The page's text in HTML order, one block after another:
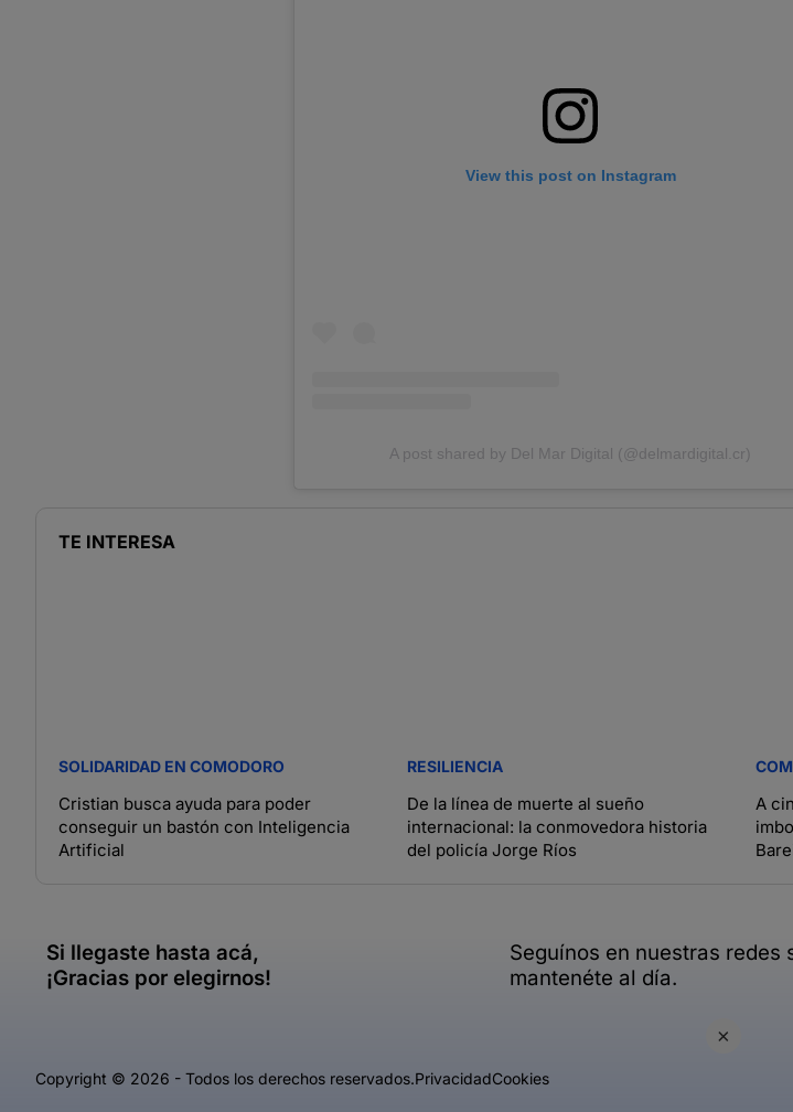
×
View this post on Instagram
A post shared by Del Mar Digital (@delmardigital.cr)
TE INTERESA
SOLIDARIDAD EN COMODORO
Cristian busca ayuda para poder
conseguir un bastón con Inteligencia
Artificial
RESILIENCIA
De la línea de muerte al sueño
internacional: la conmovedora historia
del policía Jorge Ríos
A
Si llegaste hasta acá,
¡Gracias por elegirnos!
Seguínos en nuestras redes
mantenéte al día.
Copyright © 2026 - Todos los derechos reservados.PrivacidadCookies